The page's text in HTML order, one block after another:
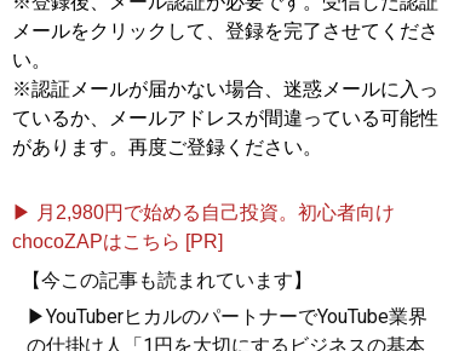
万部突破のベストセラーとなった『成功本50冊「勝ち抜
け」案内』（光文社）など27冊、累計40万部を突破。最
新刊に
合わせするのか？～あなたを超一流にする40の絶対ルー
ル～』（サンライズパブリッシング）がある。
メールをクリックして、登録を完了させてくださ
い。
※認証メールが届かない場合、迷惑メールに入っ
ているか、メールアドレスが間違っている可能性
があります。再度ご登録ください。
▶ 月2,980円で始める自己投資。初心者向け
chocoZAPはこちら [PR]
【今この記事も読まれています】
▶YouTuberヒカルのパートナーでYouTube業界
の仕掛け人「1円を大切にするビジネスの基本